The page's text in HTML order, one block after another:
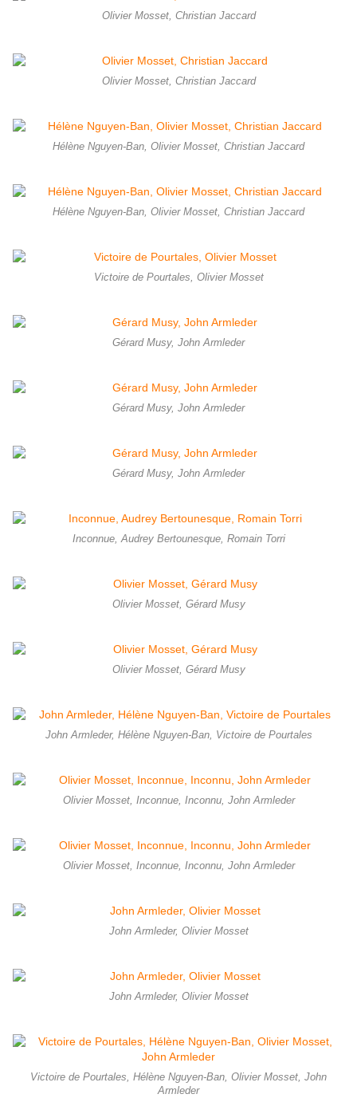
Olivier Mosset, Christian Jaccard
Olivier Mosset, Christian Jaccard
Hélène Nguyen-Ban, Olivier Mosset, Christian Jaccard
Hélène Nguyen-Ban, Olivier Mosset, Christian Jaccard
Victoire de Pourtales, Olivier Mosset
Gérard Musy, John Armleder
Gérard Musy, John Armleder
Gérard Musy, John Armleder
Inconnue, Audrey Bertounesque, Romain Torri
Olivier Mosset, Gérard Musy
Olivier Mosset, Gérard Musy
John Armleder, Hélène Nguyen-Ban, Victoire de Pourtales
Olivier Mosset, Inconnue, Inconnu, John Armleder
Olivier Mosset, Inconnue, Inconnu, John Armleder
John Armleder, Olivier Mosset
John Armleder, Olivier Mosset
Victoire de Pourtales, Hélène Nguyen-Ban, Olivier Mosset, John
Armleder